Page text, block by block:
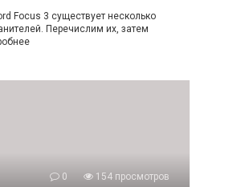
Focus 3 существует несколько
Перечислим их, затем
0 154 просмотров